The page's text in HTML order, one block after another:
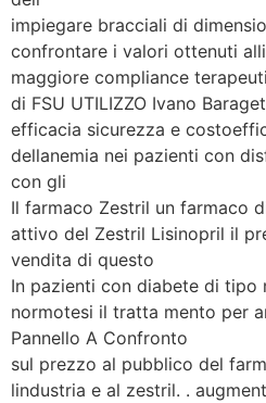
impiegare bracciali di
confrontare i valori ottenuti
maggiore compliance
di FSU UTILIZZO Ivano
efficacia sicurezza e
dellanemia nei pazienti con
con gli
Il farmaco Zestril un farmaco
attivo del Zestril Lisinopril il
vendita di questo
In pazienti con diabete di tipo
normotesi il tratta mento per
Pannello A Confronto
sul prezzo al pubblico del
lindustria e al zestril. .